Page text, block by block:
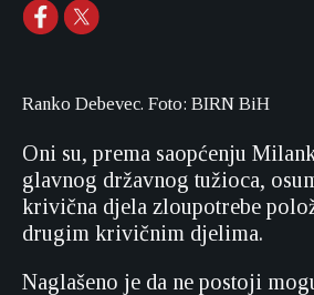
Ranko Debevec. Foto: BIRN BiH
Oni su, prema saopćenju
glavnog državnog tužioca,
krivična djela zloupotrebe
drugim krivičnim djelima.
Naglašeno je da ne postoji